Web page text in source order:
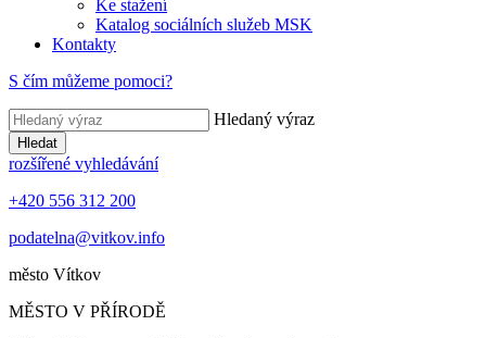
Ke stažení
Katalog sociálních služeb MSK
Kontakty
S čím můžeme pomoci?
Hledaný výraz
Hledat
rozšířené vyhledávání
+420 556 312 200
podatelna@vitkov.info
město Vítkov
MĚSTO V PŘÍRODĚ